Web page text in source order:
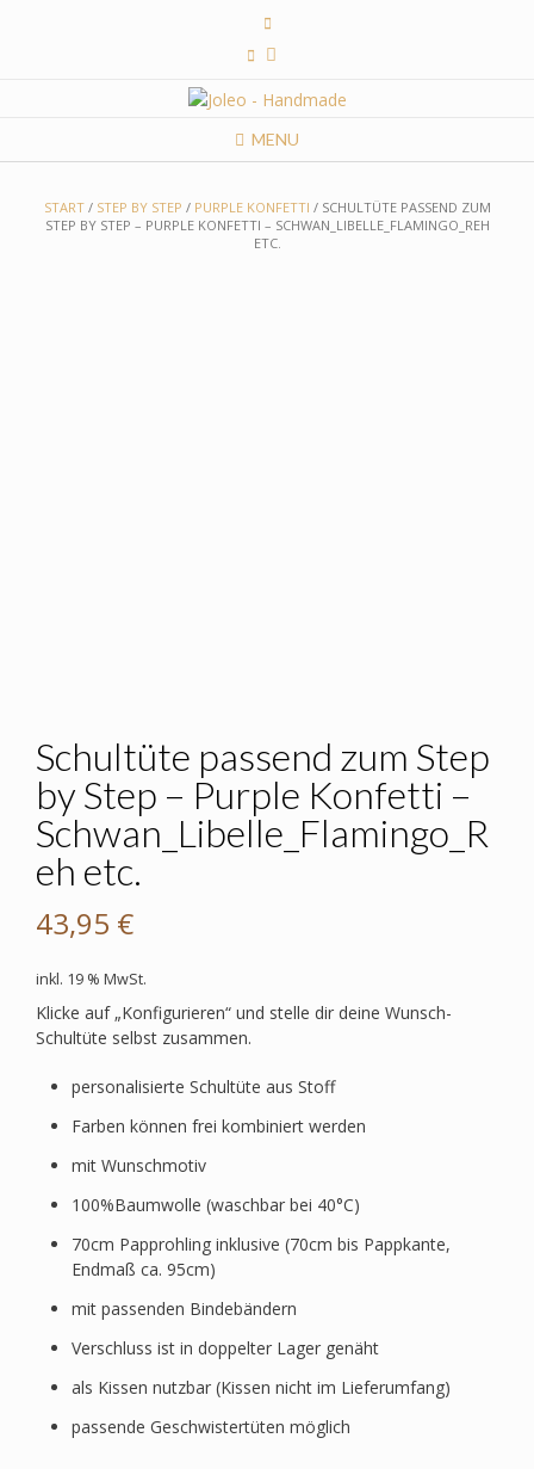
MENU
START/ STEP BY STEP / PURPLE KONFETTI / SCHULTÜTE PASSEND ZUM
STEP BY STEP – PURPLE KONFETTI – SCHWAN_LIBELLE_FLAMINGO_REH
ETC.
Schultüte passend zum Step
by Step – Purple Konfetti –
Schwan_Libelle_Flamingo_R
eh etc.
43,95 €
inkl. 19 % MwSt.
Klicke auf „Konfigurieren“ und stelle dir deine Wunsch-
Schultüte selbst zusammen.
personalisierte Schultüte aus Stoff
Farben können frei kombiniert werden
mit Wunschmotiv
100%Baumwolle (waschbar bei 40°C)
70cm Papprohling inklusive (70cm bis Pappkante,
Endmaß ca. 95cm)
mit passenden Bindebändern
Verschluss ist in doppelter Lager genäht
als Kissen nutzbar (Kissen nicht im Lieferumfang)
passende Geschwistertüten möglich